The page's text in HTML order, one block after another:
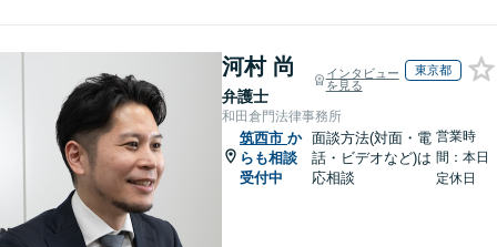
河村 尚
弁護士
インタビュー
を見る
東京都
和田倉門法律事務所
筑西市 か
らも相談
受付中
面談方法(対面・電
話・ビデオなど)は
応相談
営業時
間：本日
定休日